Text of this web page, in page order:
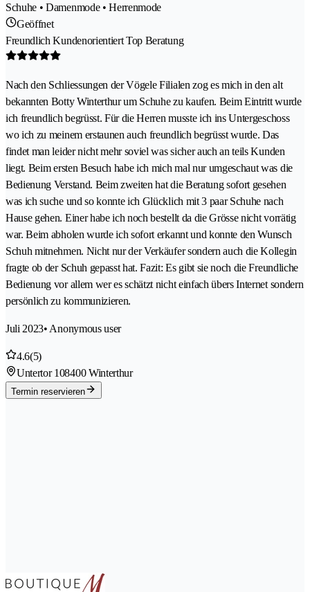
Schuhe • Damenmode • Herrenmode
Geöffnet
Freundlich Kundenorientiert Top Beratung
Nach den Schliessungen der Vögele Filialen zog es mich in den alt
bekannten Botty Winterthur um Schuhe zu kaufen. Beim Eintritt wurde
ich freundlich begrüsst. Für die Herren musste ich ins Untergeschoss
wo ich zu meinem erstaunen auch freundlich begrüsst wurde. Das
findet man leider nicht mehr soviel was sicher auch an teils Kunden
liegt. Beim ersten Besuch habe ich mich mal nur umgeschaut was die
Bedienung Verstand. Beim zweiten hat die Beratung sofort gesehen
was ich suche und so konnte ich Glücklich mit 3 paar Schuhe nach
Hause gehen. Einer habe ich noch bestellt da die Grösse nicht vorrätig
war. Beim abholen wurde ich sofort erkannt und konnte den Wunsch
Schuh mitnehmen. Nicht nur der Verkäufer sondern auch die Kollegin
fragte ob der Schuh gepasst hat. Fazit: Es gibt sie noch die Freundliche
Bedienung vor allem wer es schätzt nicht einfach übers Internet sondern
persönlich zu kommunizieren.
Juli 2023• Anonymous user
4.6(5)
Untertor 108400 Winterthur
Termin reservieren